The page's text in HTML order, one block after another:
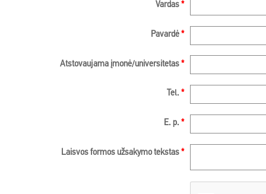
Vardas *
Pavardė *
Atstovaujama įmonė/universitetas *
Tel. *
E. p. *
Laisvos formos užsakymo tekstas *